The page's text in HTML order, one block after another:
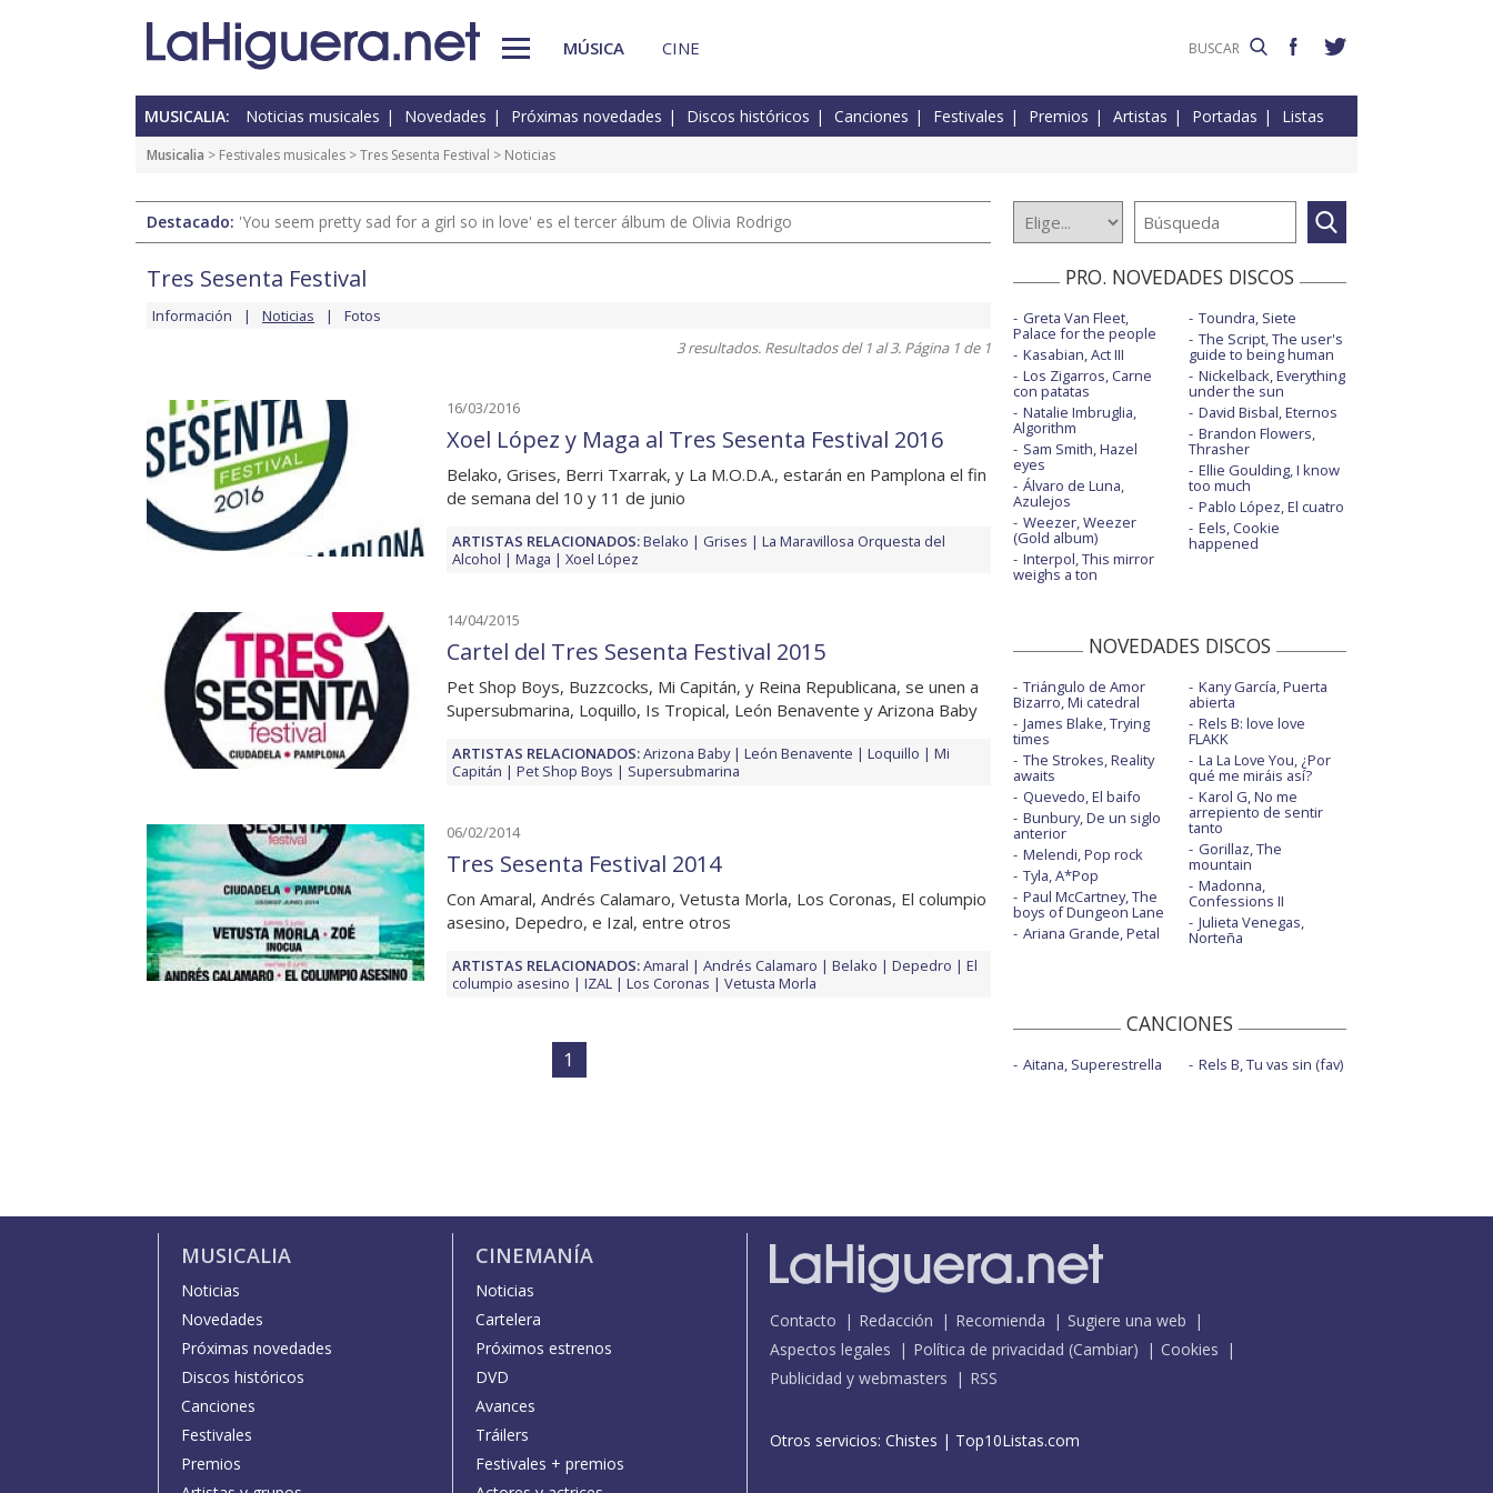
MÚSICA CINE
MUSICALIA: Noticias musicales Novedades Próximas novedades Discos históricos Canciones Festivales Premios Artistas Portadas Listas
Musicalia > Festivales musicales >Tres Sesenta Festival > Noticias
Destacado: 'You seem pretty sad for a girl so in love' es el tercer álbum de Olivia Rodrigo
Tres Sesenta Festival
Información Noticias
Fotos
3 resultados. Resultados del 1 al 3. Página 1 de 1
16/03/2016
Xoel López y Maga al Tres Sesenta Festival 2016
Belako, Grises, Berri Txarrak, y La M.O.D.A., estarán en Pamplona el fin
de semana del 10 y 11 de junio
ARTISTAS RELACIONADOS:Belako Grises
La Maravillosa Orquesta del
Alcohol
Maga Xoel López
14/04/2015
Cartel del Tres Sesenta Festival 2015
Pet Shop Boys, Buzzcocks, Mi Capitán, y Reina Republicana, se unen a
Supersubmarina, Loquillo, Is Tropical, León Benavente y Arizona Baby
ARTISTAS RELACIONADOS:Arizona Baby León Benavente Loquillo
Mi
Capitán
Pet Shop Boys Supersubmarina
06/02/2014
Tres Sesenta Festival 2014
Con Amaral, Andrés Calamaro, Vetusta Morla, Los Coronas, El columpio
asesino, Depedro, e Izal, entre otros
ARTISTAS RELACIONADOS:Amaral Andrés Calamaro Belako Depedro
El
columpio asesino
IZAL Los Coronas Vetusta Morla
1
PRO. NOVEDADES DISCOS
Greta Van Fleet,
Palace for the people
Kasabian, Act III
Los Zigarros, Carne
con patatas
Natalie Imbruglia,
Algorithm
Sam Smith, Hazel
eyes
Álvaro de Luna,
Azulejos
Weezer, Weezer
(Gold album)
Interpol, This mirror
weighs a ton
Toundra, Siete
The Script, The user's
guide to being human
Nickelback, Everything
under the sun
David Bisbal, Eternos
Brandon Flowers,
Thrasher
Ellie Goulding, I know
too much
Pablo López, El cuatro
Eels, Cookie
happened
NOVEDADES DISCOS
Triángulo de Amor
Bizarro, Mi catedral
James Blake, Trying
times
The Strokes, Reality
awaits
Quevedo, El baifo
Bunbury, De un siglo
anterior
Melendi, Pop rock
Tyla, A*Pop
Paul McCartney, The
boys of Dungeon Lane
Ariana Grande, Petal
Kany García, Puerta
abierta
Rels B: love love
FLAKK
La La Love You, ¿Por
qué me miráis así?
Karol G, No me
arrepiento de sentir
tanto
Gorillaz, The
mountain
Madonna,
Confessions II
Julieta Venegas,
Norteña
CANCIONES
Aitana, Superestrella Rels B, Tu vas sin (fav)
MUSICALIA
Noticias
Novedades
Próximas novedades
Discos históricos
Canciones
Festivales
Premios
CINEMANÍA
Noticias
Cartelera
Próximos estrenos
DVD
Avances
Tráilers
Festivales + premios
Contacto Redacción Recomienda
Sugiere una web
Aspectos legales
Política de privacidad (Cambiar)
Cookies
Publicidad y webmasters
RSS
Otros servicios: Chistes | Top10Listas.com